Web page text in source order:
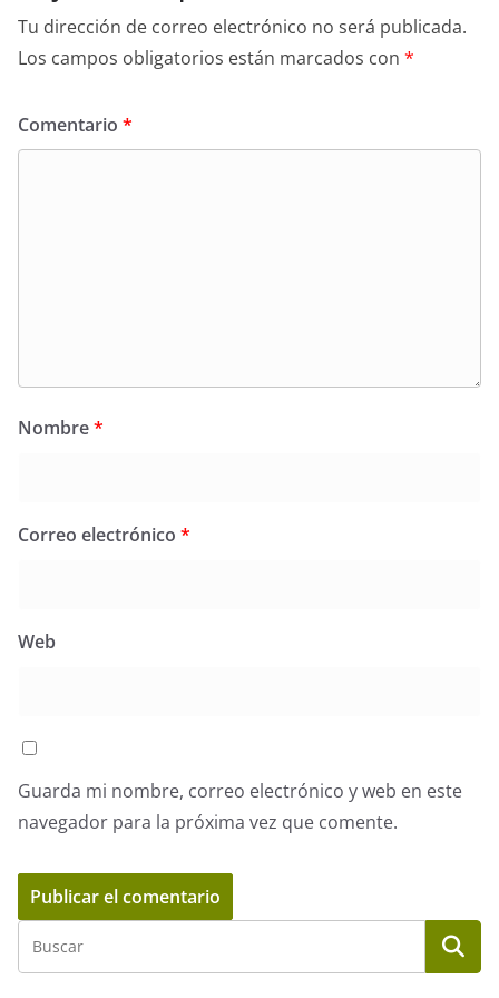
Tu dirección de correo electrónico no será publicada.
Los campos obligatorios están marcados con *
Comentario *
Nombre*
Correo electrónico *
Web
Guarda mi nombre, correo electrónico y web en este
navegador para la próxima vez que comente.